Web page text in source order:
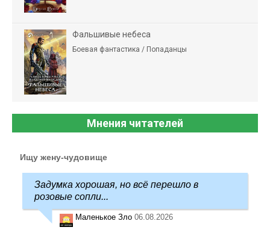
Фальшивые небеса
Боевая фантастика / Попаданцы
Мнения читателей
Ищу жену-чудовище
Задумка хорошая, но всё перешло в
розовые сопли...
Маленькое Зло 06.08.2026